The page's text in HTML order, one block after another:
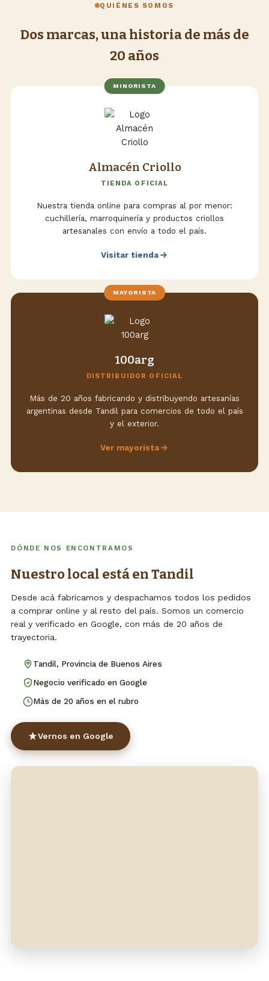
QUIÉNES SOMOS
Dos marcas, una historia de más de
20 años
MINORISTA
Almacén Criollo
TIENDA OFICIAL
Nuestra tienda online para compras al por menor:
cuchillería, marroquinería y productos criollos
artesanales con envío a todo el país.
Visitar tienda
MAYORISTA
100arg
DISTRIBUIDOR OFICIAL
Más de 20 años fabricando y distribuyendo artesanías
argentinas desde Tandil para comercios de todo el país
y el exterior.
Ver mayorista
DÓNDE NOS ENCONTRAMOS
Nuestro local está en Tandil
Desde acá fabricamos y despachamos todos los pedidos
a comprar online y al resto del país. Somos un comercio
real y verificado en Google, con más de 20 años de
trayectoria.
Tandil, Provincia de Buenos Aires
Negocio verificado en Google
Más de 20 años en el rubro
Vernos en Google